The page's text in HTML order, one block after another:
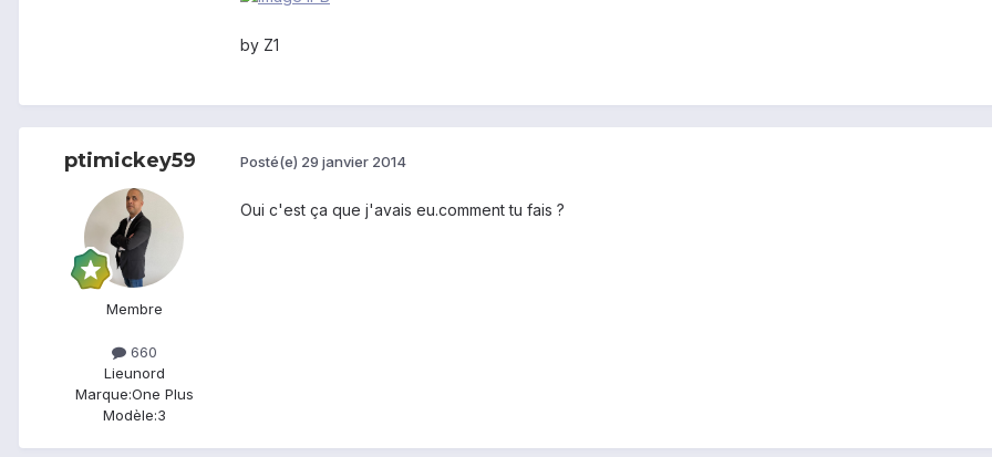
by Z1
ptimickey59
Membre
660
Lieunord
Marque:One Plus
Modèle:3
Posté(e) 29 janvier 2014
Oui c'est ça que j'avais eu.comment tu fais ?